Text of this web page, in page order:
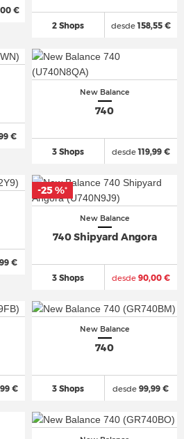
€
2 Shops desde158,55 €
€
New Balance
740
3 Shops desde119,99 €
€
New Balance
740 Shipyard Angora
3 Shops desde90,00 €
-25 %*
€
New Balance
740
3 Shops desde 99,99 €